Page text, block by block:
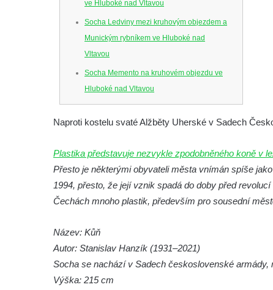
ve Hluboké nad Vltavou
Socha Ledviny mezi kruhovým objezdem a
Munickým rybníkem ve Hluboké nad
Vltavou
Socha Memento na kruhovém objezdu ve
Hluboké nad Vltavou
Socha Smilodon v ZOO Hluboká
Socha Koroun bezzubý v ZOO Hluboká
Socha Plejtvák obrovský v ZOO Hluboká
Socha Medvěd jeskynní v ZOO Hluboká
Socha Orel v ZOO Hluboká
Socha Vydry si hrají v ZOO Hluboká
Naproti kostelu svaté Alžběty Uherské v Sadech
Plastika představuje nezvykle zpodobněného koně v
Přesto je některými obyvateli města vnímán spíše
1994, přesto, že její vznik spadá do doby před
Čechách mnoho plastik, především pro sousední
Název: Kůň
Autor: Stanislav Hanzík (1931–2021)
Socha se nachází v Sadech československé
Výška: 215 cm